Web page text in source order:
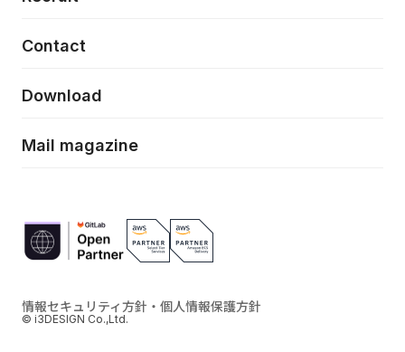
フロントエンド開発
Event/Seminer
Contact
Download
Mail magazine
情報セキュリティ方針・個人情報保護方針
© i3DESIGN Co.,Ltd.